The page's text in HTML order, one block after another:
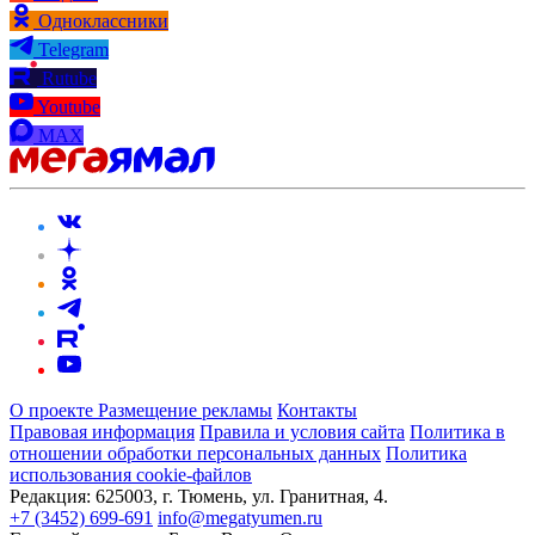
Одноклассники
Telegram
Rutube
Youtube
MAX
О проекте Размещение рекламы Контакты
Правовая информация Правила и условия сайта Политика в
отношении обработки персональных данных Политика
использования cookie-файлов
Редакция: 625003, г. Тюмень, ул. Гранитная, 4.
+7 (3452) 699-691 info@megatyumen.ru